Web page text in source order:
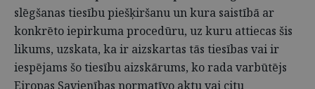
slēgšanas tiesību piešķiršanu un kura saistībā ar
konkrēto iepirkuma procedūru, uz kuru attiecas šis
likums, uzskata, ka ir aizskartas tās tiesības vai ir
iespējams šo tiesību aizskārums, ko rada varbūtējs
Eiropas Savienības normatīvo aktu vai citu